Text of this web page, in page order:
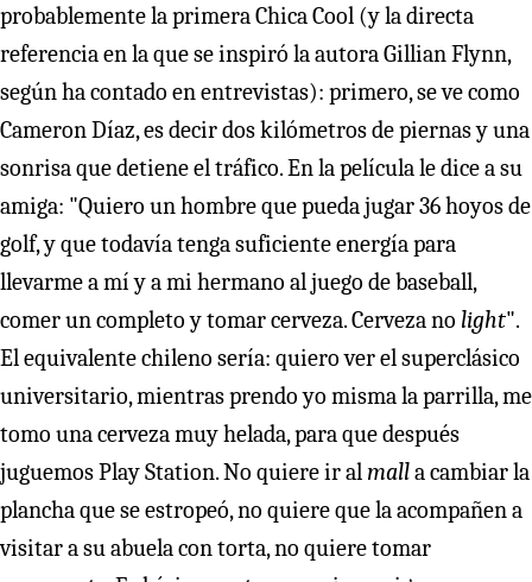
probablemente la primera Chica Cool (y la directa
referencia en la que se inspiró la autora Gillian Flynn,
según ha contado en entrevistas): primero, se ve como
Cameron Díaz, es decir dos kilómetros de piernas y una
sonrisa que detiene el tráfico. En la película le dice a su
amiga: "Quiero un hombre que pueda jugar 36 hoyos de
golf, y que todavía tenga suficiente energía para
llevarme a mí y a mi hermano al juego de baseball,
comer un completo y tomar cerveza. Cerveza no light".
El equivalente chileno sería: quiero ver el superclásico
universitario, mientras prendo yo misma la parrilla, me
tomo una cerveza muy helada, para que después
juguemos Play Station. No quiere ir almalla cambiar la
plancha que se estropeó, no quiere que la acompañen a
visitar a su abuela con torta, no quiere tomar